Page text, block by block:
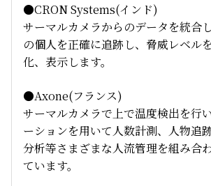
●CRON Systems(インド)
サーマルカメラからのデータを統合
の個人を正確に追跡し、脅威レベル
化、表示します。
●Axone(フランス)
サーマルカメラで上で温度検出を行
ーションを用いて人数計測、人物追
分析等さまざまな人流管理を組み合
ています。